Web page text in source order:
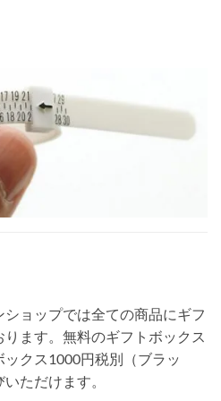
ョップでは全ての商品にギフ
ります。無料のギフトボックス
ックス1000円税別（ブラッ
ただけます。